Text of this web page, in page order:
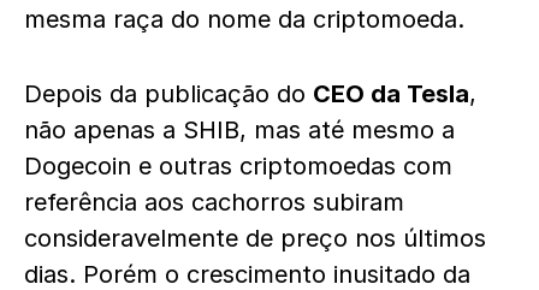
mesma raça do nome da criptomoeda.
Depois da publicação do CEO da Tesla,
não apenas a SHIB, mas até mesmo a
Dogecoin e outras criptomoedas com
referência aos cachorros subiram
consideravelmente de preço nos últimos
dias. Porém o crescimento inusitado da